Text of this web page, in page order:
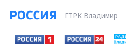
ГТРК Владимир